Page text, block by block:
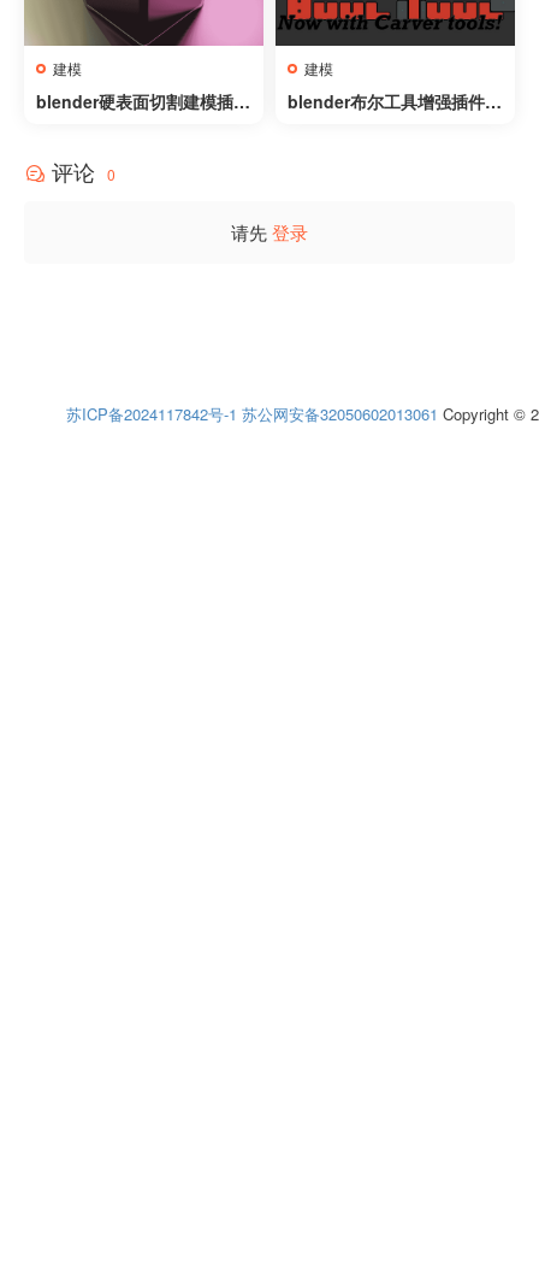
建模
blender硬表面切割建模插件
建模
blender布尔工具增强插件 –
评论 0
请先登录
苏ICP备2024117842号-1 苏公网安备32050602013061 Copyright ©